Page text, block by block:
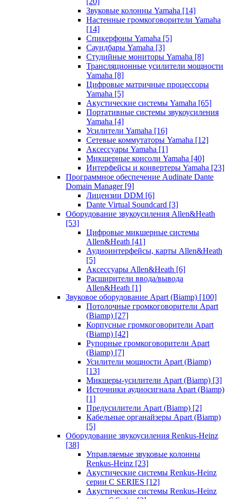
Звуковые колонны Yamaha [14]
Настенные громкоговорители Yamaha
[14]
Спикерфоны Yamaha [5]
Саундбары Yamaha [3]
Студийные мониторы Yamaha [8]
Трансляционные усилители мощности
Yamaha [8]
Цифровые матричные процессоры
Yamaha [5]
Акустические системы Yamaha [65]
Портативные системы звукоусиления
Yamaha [4]
Усилители Yamaha [16]
Сетевые коммутаторы Yamaha [12]
Аксессуары Yamaha [1]
Микшерные консоли Yamaha [40]
Интерфейсы и конвертеры Yamaha [23]
Программное обеспечение Audinate Dante
Domain Manager [9]
Лицензии DDM [6]
Dante Virtual Soundcard [3]
Оборудование звукоусиления Allen&Heath
[53]
Цифровые микшерные системы
Allen&Heath [41]
Аудиоинтерфейсы, карты Allen&Heath
[5]
Аксессуары Allen&Heath [6]
Расширители ввода/вывода
Allen&Heath [1]
Звуковое оборудование Apart (Biamp) [100]
Потолочные громкоговорители Apart
(Biamp) [27]
Корпусные громкоговорители Apart
(Biamp) [42]
Рупорные громкоговорители Apart
(Biamp) [7]
Усилители мощности Apart (Biamp)
[13]
Микшеры-усилители Apart (Biamp) [3]
Источники аудиосигнала Apart (Biamp)
[1]
Предусилители Apart (Biamp) [2]
Кабельные органайзеры Apart (Biamp)
[5]
Оборудование звукоусиления Renkus-Heinz
[38]
Управляемые звуковые колонны
Renkus-Heinz [23]
Акустические системы Renkus-Heinz
серии C SERIES [12]
Акустические системы Renkus-Heinz